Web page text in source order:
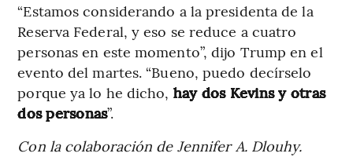
“Estamos considerando a la presidenta de la
Reserva Federal, y eso se reduce a cuatro
personas en este momento”, dijo Trump en el
evento del martes. “Bueno, puedo decírselo
porque ya lo he dicho, hay dos Kevins y otras
dos personas”.
Con la colaboración de Jennifer A. Dlouhy.